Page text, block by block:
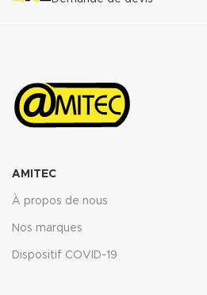
Propriétés transmise pour
l’épaisseur 2mm.
Télécharger la fiche technique
AMITEC
À propos de nous
Nos marques
Dispositif COVID-19